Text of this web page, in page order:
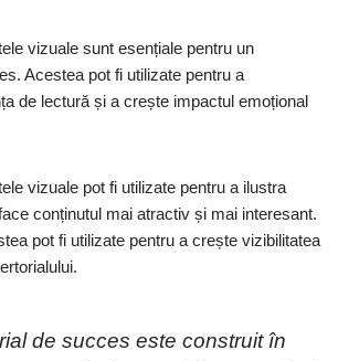
vizuale sunt esențiale pentru un
Acestea pot fi utilizate pentru a
de lectură și a crește impactul emoțional
vizuale pot fi utilizate pentru a ilustra
conținutul mai atractiv și mai interesant.
pot fi utilizate pentru a crește vizibilitatea
de succes este construit în